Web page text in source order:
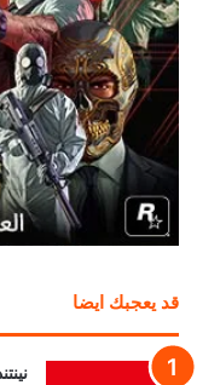
قد يعجبك ايضا